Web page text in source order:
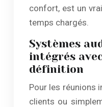
confort, est un
temps chargés.
Systèmes
intégrés
définition
Pour les réunions
clients ou